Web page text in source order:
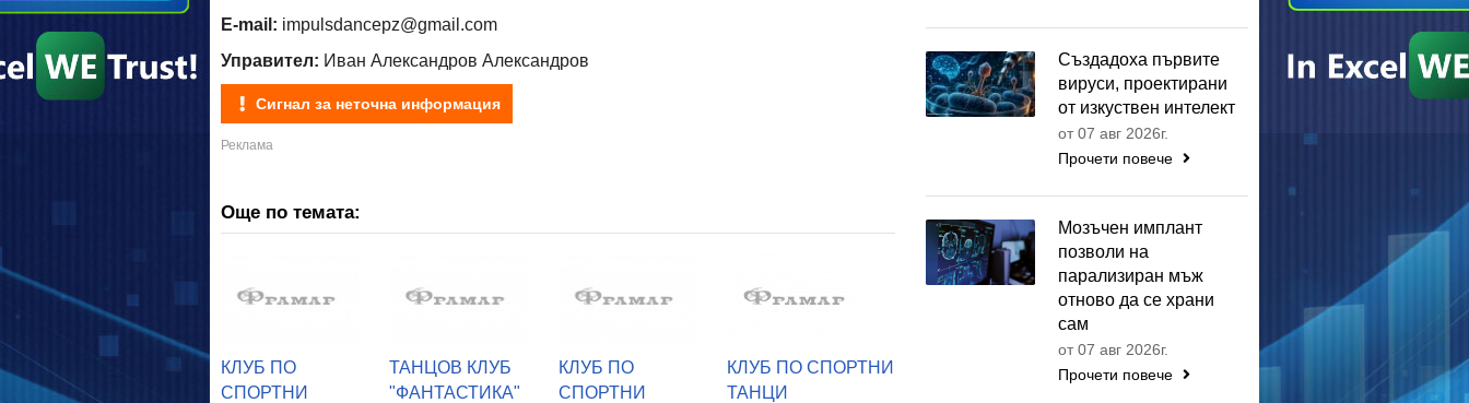
E-mail: impulsdancepz@gmail.com
Управител: Иван Александров Александров
Сигнал за неточна информация
Още по темата:
КЛУБ ПО
СПОРТНИ
ТАНЦОВ КЛУБ
"ФАНТАСТИКА"
КЛУБ ПО
СПОРТНИ
КЛУБ ПО СПОРТНИ
ТАНЦИ
Създадоха първите
вируси, проектирани
от изкуствен интелект
от 07 авг 2026г.
Прочети повече
Мозъчен имплант
позволи на
парализиран мъж
отново да се храни
сам
от 07 авг 2026г.
Прочети повече